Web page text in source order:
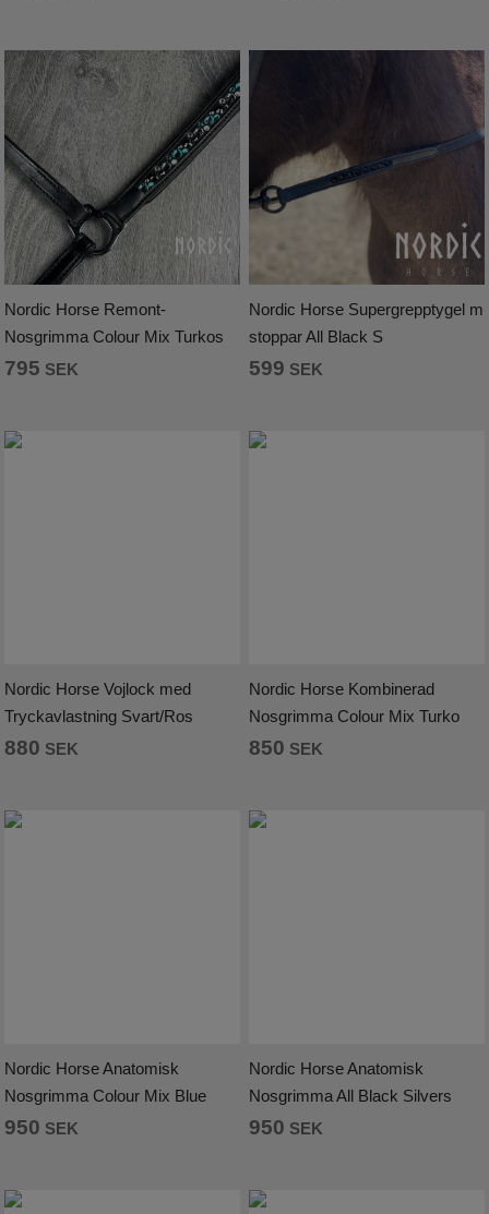
Nordic Horse Remont-
Nosgrimma Colour Mix Turkos
795 SEK
Nordic Horse Supergrepptygel m
stoppar All Black S
599 SEK
Nordic Horse Vojlock med
Tryckavlastning Svart/Ros
880 SEK
Nordic Horse Kombinerad
Nosgrimma Colour Mix Turko
850 SEK
Nordic Horse Anatomisk
Nosgrimma Colour Mix Blue
950 SEK
Nordic Horse Anatomisk
Nosgrimma All Black Silvers
950 SEK